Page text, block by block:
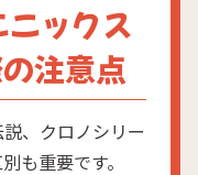
ックス
注意点
、クロノシリー
も重要です。